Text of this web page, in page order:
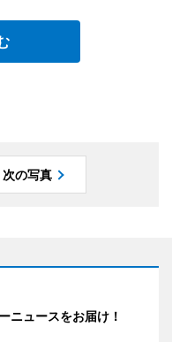
次の写真
ニュースをお届け！